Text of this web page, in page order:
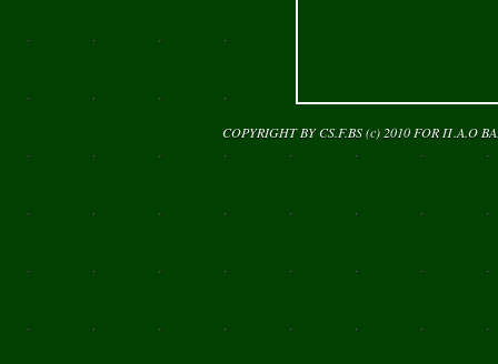
COPYRIGHT BY CS.F.BS (c) 2010 FOR Π.Α.Ο